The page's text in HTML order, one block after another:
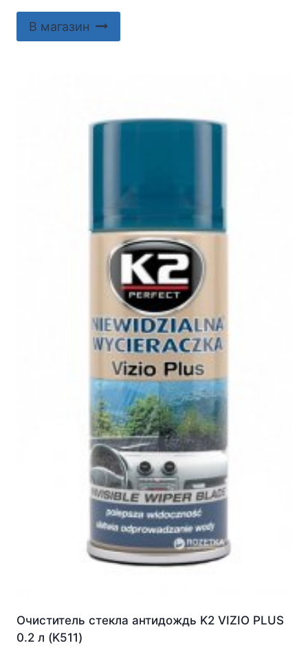
В магазин
Очиститель стекла антидождь K2 VIZIO PLUS
0.2 л (K511)